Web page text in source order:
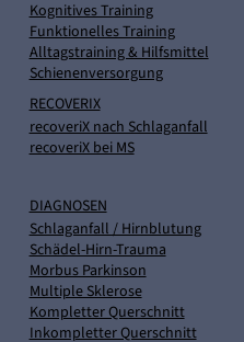
Kognitives Training
Funktionelles Training
Alltagstraining & Hilfsmittel
Schienenversorgung
RECOVERIX
recoveriX nach Schlaganfall
recoveriX bei MS
DIAGNOSEN
Schlaganfall / Hirnblutung
Schädel-Hirn-Trauma
Morbus Parkinson
Multiple Sklerose
Kompletter Querschnitt
Inkompletter Querschnitt